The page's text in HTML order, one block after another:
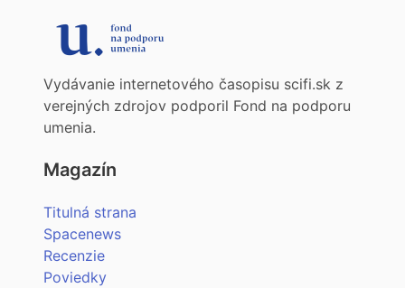
Vydávanie internetového časopisu scifi.sk z
verejných zdrojov podporil Fond na podporu
umenia.
Magazín
Titulná strana
Spacenews
Recenzie
Poviedky